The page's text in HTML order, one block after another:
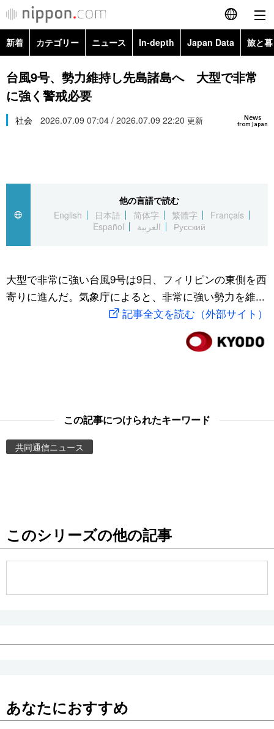
English
简体字
Русский
カテゴリー
経済・ビジネス
国際
文化
トップ
アーカイブ
In-depth
Japan Data
動画/Live
お知らせ
新着 カテゴリー ニュース In-depth Japan Data 旅と
政治・外交
経済・ビジネス
スポーツ・東京2020
Topics
台風9号、勢力維持し先島諸島へ 大型で非常
に強く警戒必要
News
from Japan
社会 2026.07.09 07:04 / 2026.07.09 22:20 更新
他の言語で読む
English
日本語 简体字 繁體字
Français
Español
العربية Русский
大型で非常に強い台風9号は9日、フィリピンの東側を西
寄りに進んだ。気象庁によると、非常に強い勢力を維...
記事全文を読む（外部サイト）
この記事につけられたキーワード
共同通信ニュース
このシリーズの他の記事
あなたにおすすめ